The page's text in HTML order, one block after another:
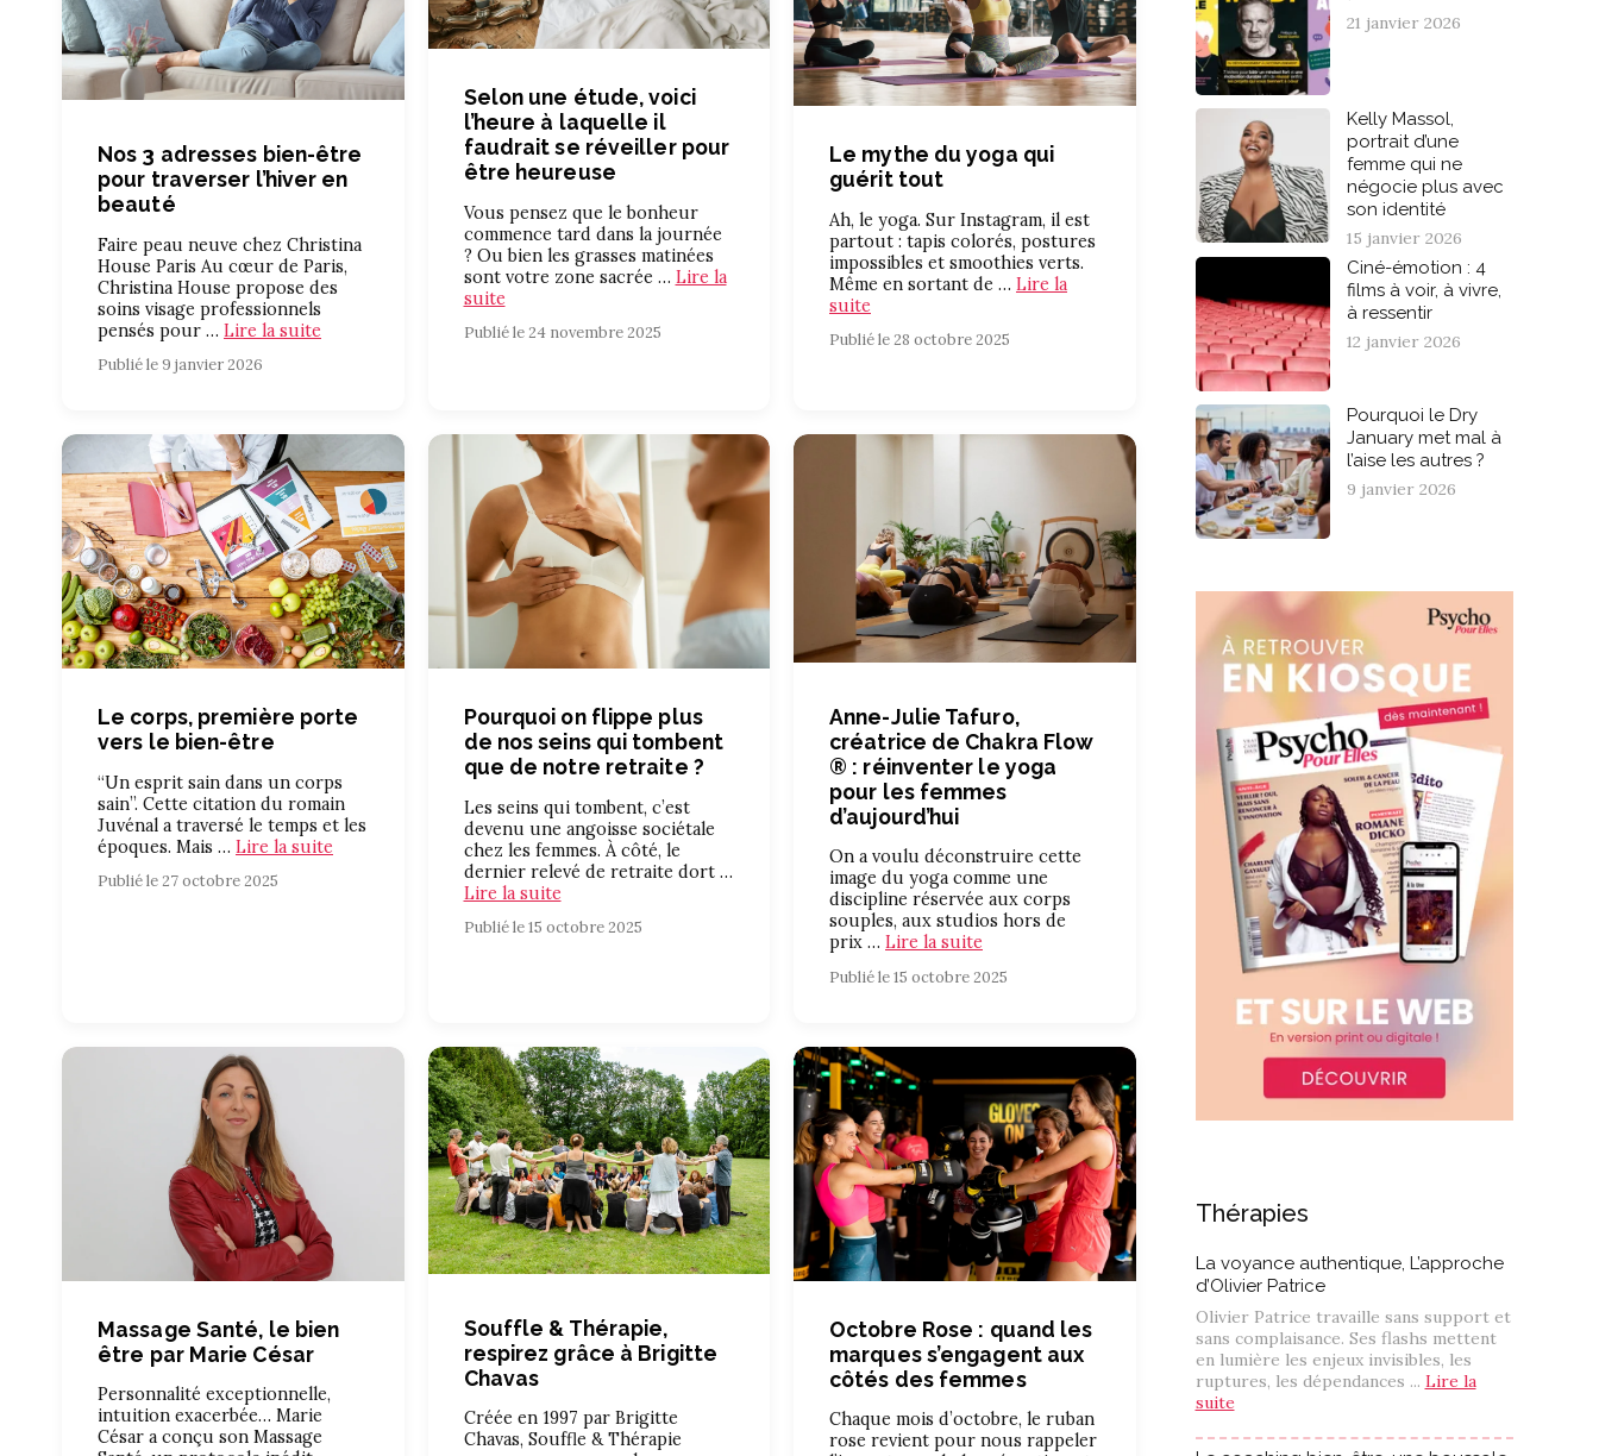
Nos 3 adresses bien-être
pour traverser l’hiver en
beauté
Faire peau neuve chez Christina
House Paris Au cœur de Paris,
Christina House propose des
soins visage professionnels
pensés pour … Lire la suite
Publié le 9 janvier 2026
Selon une étude, voici
l’heure à laquelle il
faudrait se réveiller pour
être heureuse
Vous pensez que le bonheur
commence tard dans la journée
? Ou bien les grasses matinées
sont votre zone sacrée … Lire la
suite
Publié le 24 novembre 2025
Le mythe du yoga qui
guérit tout
Ah, le yoga. Sur Instagram, il est
partout : tapis colorés, postures
impossibles et smoothies verts.
Même en sortant de … Lire la
suite
Publié le 28 octobre 2025
Le corps, première porte
vers le bien-être
“Un esprit sain dans un corps
sain”. Cette citation du romain
Juvénal a traversé le temps et les
époques. Mais … Lire la suite
Publié le 27 octobre 2025
Pourquoi on flippe plus
de nos seins qui tombent
que de notre retraite ?
Les seins qui tombent, c’est
devenu une angoisse sociétale
chez les femmes. À côté, le
dernier relevé de retraite dort …
Lire la suite
Publié le 15 octobre 2025
Anne-Julie Tafuro,
créatrice de Chakra Flow
® : réinventer le yoga
pour les femmes
d’aujourd’hui
On a voulu déconstruire cette
image du yoga comme une
discipline réservée aux corps
souples, aux studios hors de
prix … Lire la suite
Publié le 15 octobre 2025
Massage Santé, le bien
être par Marie César
Personnalité exceptionnelle,
intuition exacerbée… Marie
César a conçu son Massage
Souffle & Thérapie,
respirez grâce à Brigitte
Chavas
Créée en 1997 par Brigitte
Chavas, Souffle & Thérapie
Octobre Rose : quand les
marques s’engagent aux
côtés des femmes
Chaque mois d’octobre, le ruban
rose revient pour nous rappeler
21 janvier 2026
Kelly Massol,
portrait d’une
femme qui ne
négocie plus avec
son identité
15 janvier 2026
Ciné-émotion : 4
films à voir, à vivre,
à ressentir
12 janvier 2026
Pourquoi le Dry
January met mal à
l’aise les autres ?
9 janvier 2026
Thérapies
La voyance authentique, L’approche
d’Olivier Patrice
Olivier Patrice travaille sans support et
sans complaisance. Ses flashs mettent
en lumière les enjeux invisibles, les
ruptures, les dépendances ... Lire la
suite